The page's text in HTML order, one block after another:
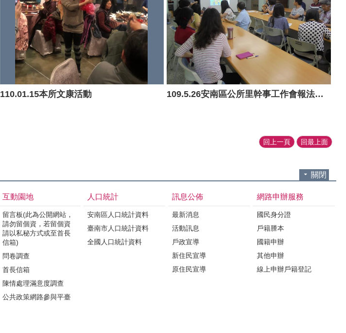
110.01.15本所文康活動 109.5.26安南區公所里幹事工作會報法令宣導
回上一頁 回最上面
關閉
互動園地
留言板(此為公開網站，
請勿留個資，若留個資
請以私秘方式或至首長
信箱)
問卷調查
首長信箱
陳情處理滿意度調查
公共政策網路參與平臺
人口統計
安南區人口統計資料
臺南市人口統計資料
全國人口統計資料
訊息公佈
最新消息
活動訊息
戶政宣導
新住民宣導
原住民宣導
網路申辦服務
國民身分證
戶籍謄本
國籍申辦
其他申辦
線上申辦戶籍登記